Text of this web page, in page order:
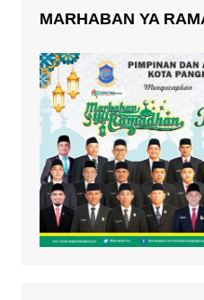
MARHABAN YA